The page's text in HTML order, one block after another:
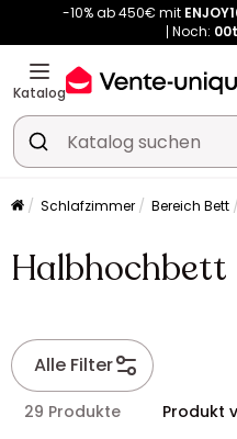
-10% ab 450€ mit
Noch:00t
Kauf-unique wird zu Vente-
-10% ab 450€ mit
Noch:00t
Katalog
Schlafzimmer Bereich Bett
Halbhochbett
Alle Filter
29 Produkte Produkt